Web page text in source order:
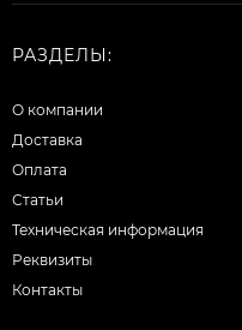
РАЗДЕЛЫ:
О компании
Доставка
Оплата
Статьи
Техническая информация
Реквизиты
Контакты